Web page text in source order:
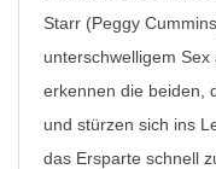
Starr (Peggy
unterschwelligem
erkennen die beiden,
und stürzen sich ins
das Ersparte schnell